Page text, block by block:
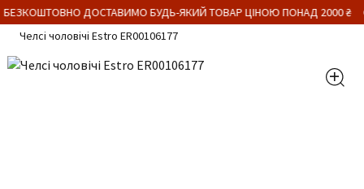
ДОСТАВИМО БУДЬ-ЯКИЙ ТОВАР ЦІНОЮ ПОНАД 2000 ₴
Челсі чоловічі Estro ER00106177